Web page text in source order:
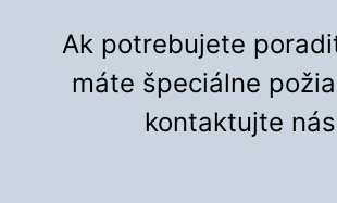
Ak potrebujete
máte špeciálne
kontaktujte